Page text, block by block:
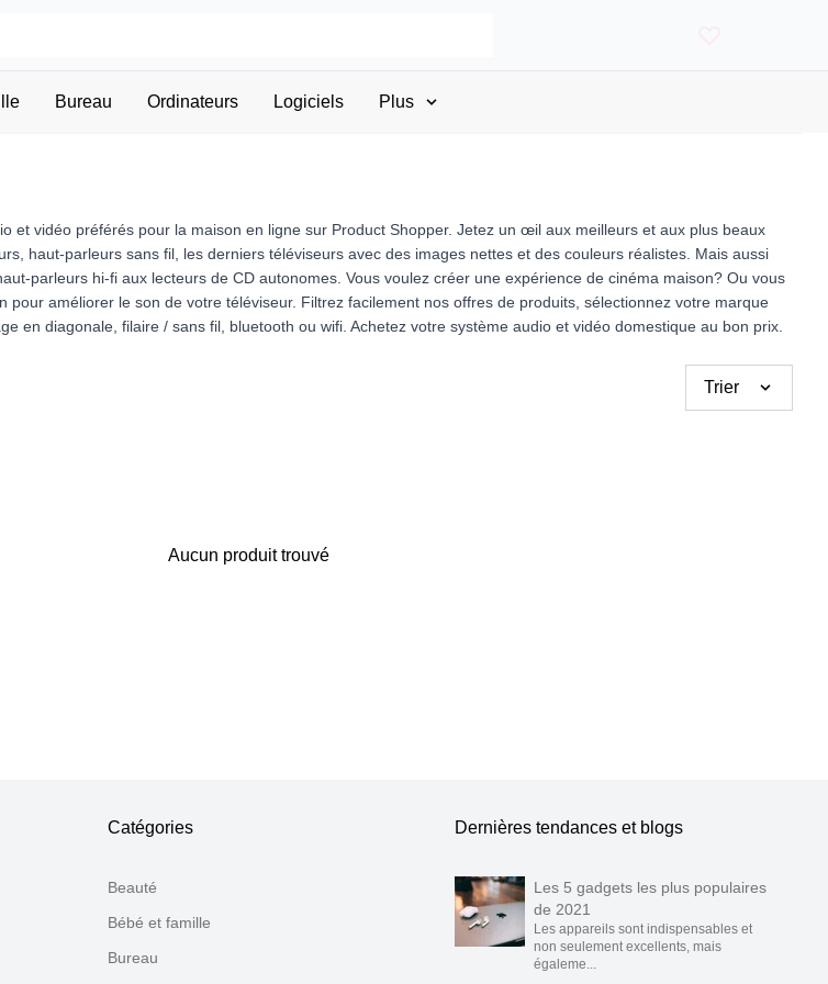
Bureau Ordinateurs Logiciels Plus
et vidéo préférés pour la maison en ligne sur Product Shopper. Jetez un œil aux meilleurs et aux plus beaux
haut-parleurs sans fil, les derniers téléviseurs avec des images nettes et des couleurs réalistes. Mais aussi
parleurs hi-fi aux lecteurs de CD autonomes. Vous voulez créer une expérience de cinéma maison? Ou vous
pour améliorer le son de votre téléviseur. Filtrez facilement nos offres de produits, sélectionnez votre marque
en diagonale, filaire / sans fil, bluetooth ou wifi. Achetez votre système audio et vidéo domestique au bon prix.
Trier
Aucun produit trouvé
Catégories
Beauté
Bébé et famille
Bureau
Dernières tendances et blogs
Les 5 gadgets les plus populaires
de 2021
Les appareils sont indispensables et
non seulement excellents, mais
égaleme...